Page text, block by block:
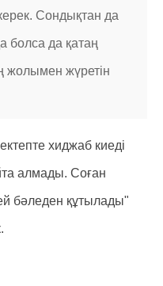
керек. Сондықтан да
болса да қатаң
жолымен жүретін
хиджаб киеді
алмады. Соған
бәледен құтылады"